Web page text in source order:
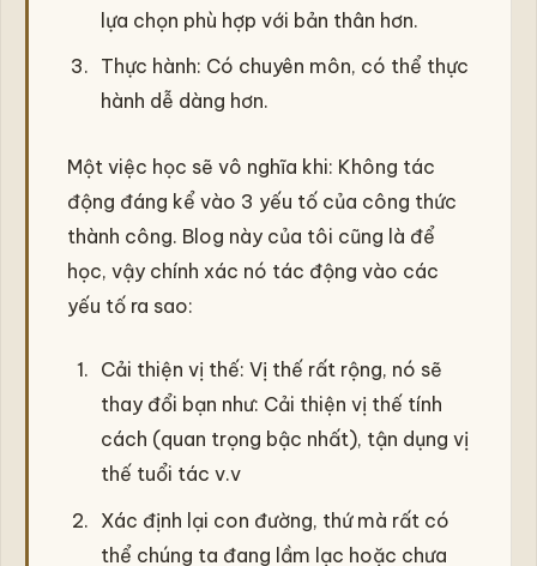
lựa chọn phù hợp với bản thân hơn.
Thực hành: Có chuyên môn, có thể thực
hành dễ dàng hơn.
Một việc học sẽ vô nghĩa khi: Không tác
động đáng kể vào 3 yếu tố của công thức
thành công. Blog này của tôi cũng là để
học, vậy chính xác nó tác động vào các
yếu tố ra sao:
Cải thiện vị thế: Vị thế rất rộng, nó sẽ
thay đổi bạn như: Cải thiện vị thế tính
cách (quan trọng bậc nhất), tận dụng vị
thế tuổi tác v.v
Xác định lại con đường, thứ mà rất có
thể chúng ta đang lầm lạc hoặc chưa